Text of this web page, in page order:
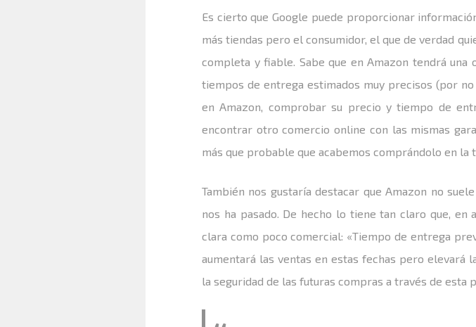
Es cierto que Google puede proporcionar
más tiendas pero el consumidor, el que de verdad
completa y fiable. Sabe que en Amazon tendrá
tiempos de entrega estimados muy precisos (por
en Amazon, comprobar su precio y tiempo de
encontrar otro comercio online con las mismas
más que probable que acabemos comprándolo en la
También nos gustaría destacar que Amazon no
nos ha pasado. De hecho lo tiene tan claro que,
clara como poco comercial: «Tiempo de entrega
aumentará las ventas en estas fechas pero elevará
la seguridad de las futuras compras a través de esta